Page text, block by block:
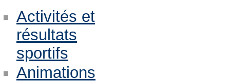
Activités et
résultats
sportifs
Animations